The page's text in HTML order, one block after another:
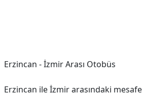
Erzincan - İzmir Arası Otobüs
Erzincan ile İzmir arasındaki